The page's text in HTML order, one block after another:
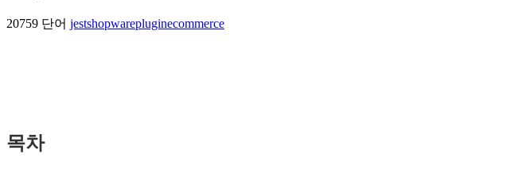
20759 단어 jestshopwarepluginecommerce
목차